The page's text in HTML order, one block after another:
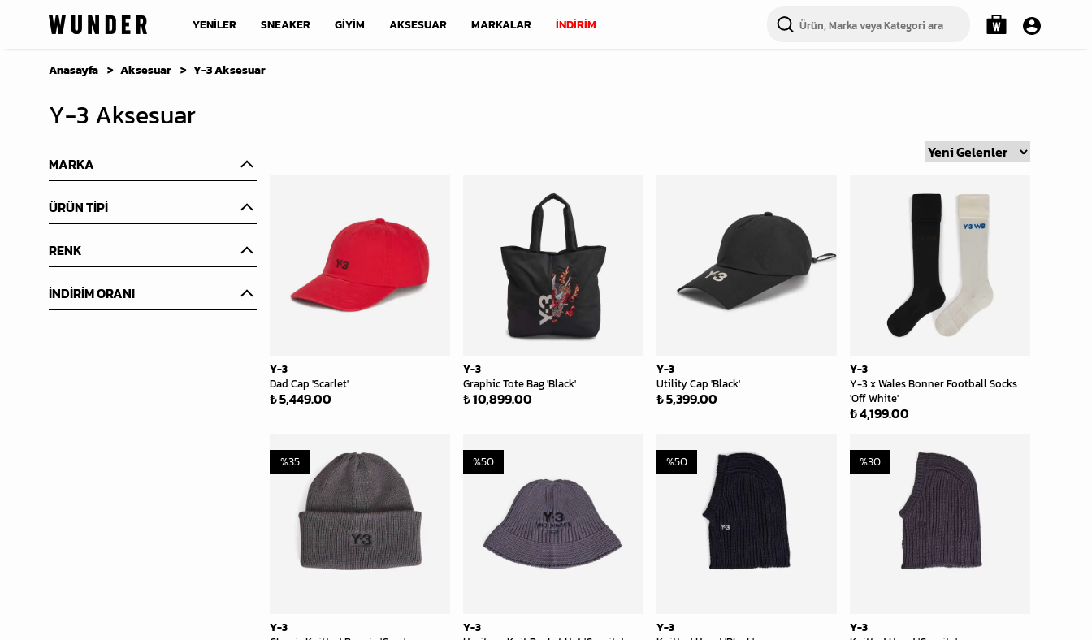
YENİLER SNEAKER GİYİM AKSESUAR MARKALAR İNDİRİM
Anasayfa Aksesuar Y-3 Aksesuar
Y-3 Aksesuar
MARKA
ÜRÜN TİPİ
RENK
İNDİRİM ORANI
Y-3
Dad Cap 'Scarlet'
₺ 5,449.00
Y-3
Graphic Tote Bag 'Black'
₺ 10,899.00
Y-3
Utility Cap 'Black'
₺ 5,399.00
Y-3
Y-3 x Wales Bonner Football Socks
'Off White'
₺ 4,199.00
Y-3
%35
Y-3
%50
Y-3
%50
Y-3
%30